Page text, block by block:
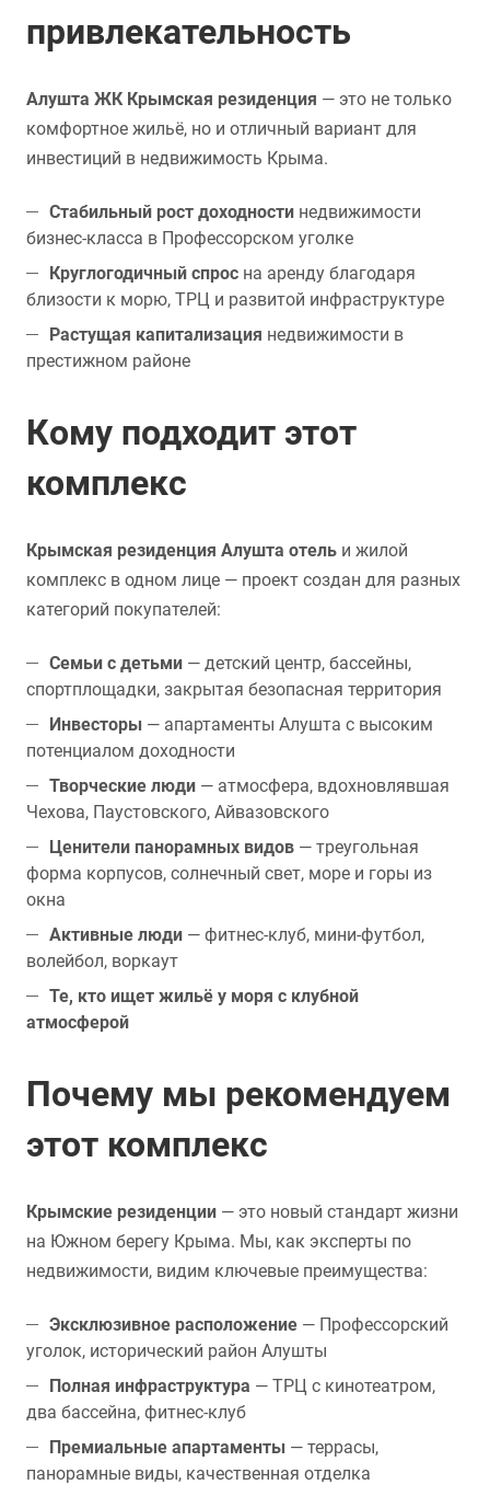
привлекательность
Алушта ЖК Крымская резиденция — это не только
комфортное жильё, но и отличный вариант для
инвестиций в недвижимость Крыма.
Стабильный рост доходности недвижимости
бизнес-класса в Профессорском уголке
Круглогодичный спрос на аренду благодаря
близости к морю, ТРЦ и развитой инфраструктуре
Растущая капитализация недвижимости в
престижном районе
Кому подходит этот
комплекс
Крымская резиденция Алушта отель и жилой
комплекс в одном лице — проект создан для разных
категорий покупателей:
Семьи с детьми — детский центр, бассейны,
спортплощадки, закрытая безопасная территория
Инвесторы — апартаменты Алушта с высоким
потенциалом доходности
Творческие люди — атмосфера, вдохновлявшая
Чехова, Паустовского, Айвазовского
Ценители панорамных видов — треугольная
форма корпусов, солнечный свет, море и горы из
окна
Активные люди — фитнес-клуб, мини-футбол,
волейбол, воркаут
Те, кто ищет жильё у моря с клубной
атмосферой
Почему мы рекомендуем
этот комплекс
Крымские резиденции — это новый стандарт жизни
на Южном берегу Крыма. Мы, как эксперты по
недвижимости, видим ключевые преимущества:
Эксклюзивное расположение — Профессорский
уголок, исторический район Алушты
Полная инфраструктура — ТРЦ с кинотеатром,
два бассейна, фитнес-клуб
Премиальные апартаменты — террасы,
панорамные виды, качественная отделка